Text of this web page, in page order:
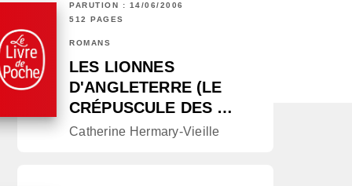
PARUTION : 14/06/2006
512 PAGES
ROMANS
LES LIONNES
D'ANGLETERRE (LE
CRÉPUSCULE DES …
Catherine Hermary-Vieille